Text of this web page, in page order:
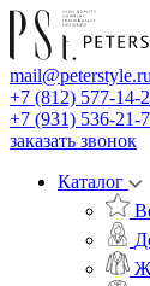
mail@peterstyle.ru
+7 (812) 577-14-
+7 (931) 536-21-
заказать звонок
Каталог